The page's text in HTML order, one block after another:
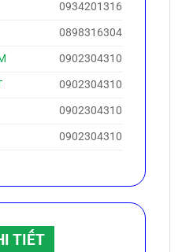
0934201316
0898316304
0902304310
0902304310
0902304310
0902304310
TIẾT